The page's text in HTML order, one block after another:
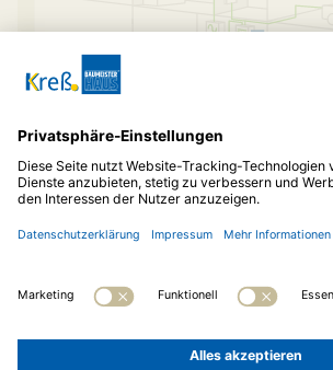
© 2026Baubetreuung Kreß
Telefon:06136 95260-0
Impressum